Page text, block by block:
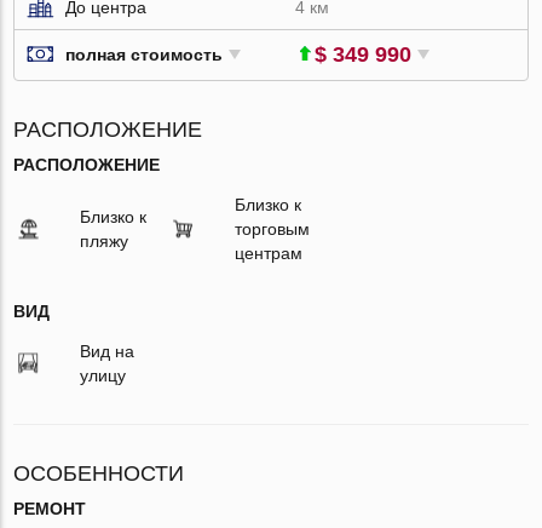
До центра
4 км
полная стоимость $ 349 990
РАСПОЛОЖЕНИЕ
РАСПОЛОЖЕНИЕ
Близко к
пляжу
Близко к
торговым
центрам
ВИД
Вид на
улицу
ОСОБЕННОСТИ
РЕМОНТ